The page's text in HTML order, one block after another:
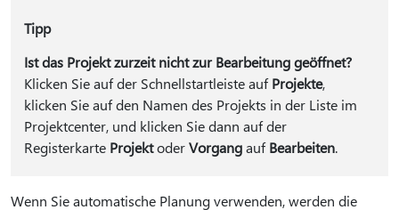
Tipp
Ist das Projekt zurzeit nicht zur Bearbeitung geöffnet?
Klicken Sie auf der Schnellstartleiste aufProjekte,
klicken Sie auf den Namen des Projekts in der Liste im
Projektcenter, und klicken Sie dann auf der
Registerkarte ProjektoderVorgangaufBearbeiten.
Wenn Sie automatische Planung verwenden, werden die